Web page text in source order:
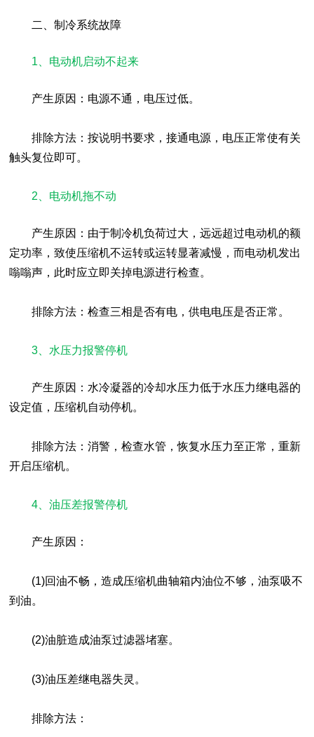
二、制冷系统故障
1、电动机启动不起来
产生原因：电源不通，电压过低。
排除方法：按说明书要求，接通电源，电压正常使有关
触头复位即可。
2、电动机拖不动
产生原因：由于制冷机负荷过大，远远超过电动机的额
定功率，致使压缩机不运转或运转显著减慢，而电动机发出
嗡嗡声，此时应立即关掉电源进行检查。
排除方法：检查三相是否有电，供电电压是否正常。
3、水压力报警停机
产生原因：水冷凝器的冷却水压力低于水压力继电器的
设定值，压缩机自动停机。
排除方法：消警，检查水管，恢复水压力至正常，重新
开启压缩机。
4、油压差报警停机
产生原因：
(1)回油不畅，造成压缩机曲轴箱内油位不够，油泵吸不
到油。
(2)油脏造成油泵过滤器堵塞。
(3)油压差继电器失灵。
排除方法：